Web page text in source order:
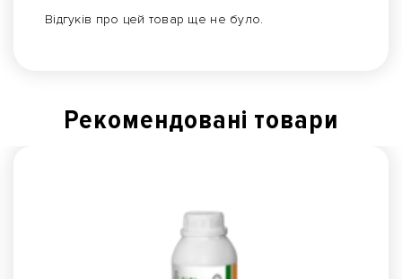
Відгуків про цей товар ще не було.
Рекомендованi товари